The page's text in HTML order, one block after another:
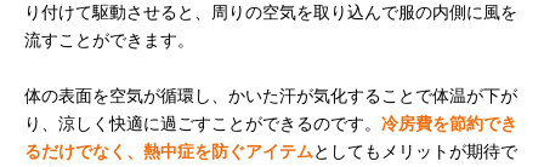
り付けて駆動させると、周りの空気を取り込んで服の内側に風を
流すことができます。
体の表面を空気が循環し、かいた汗が気化することで体温が下が
り、涼しく快適に過ごすことができるのです。 冷房費を節約でき
るだけでなく、熱中症を防ぐアイテムとしてもメリットが期待で